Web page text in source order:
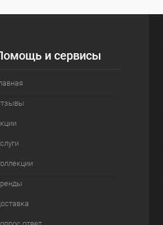
и сервисы